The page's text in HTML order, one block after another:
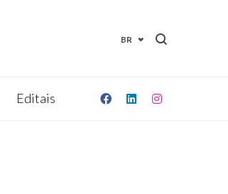
BR
Editais